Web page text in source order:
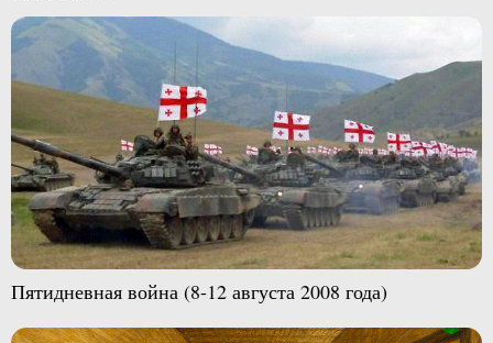
Пятидневная война (8-12 августа 2008 года)